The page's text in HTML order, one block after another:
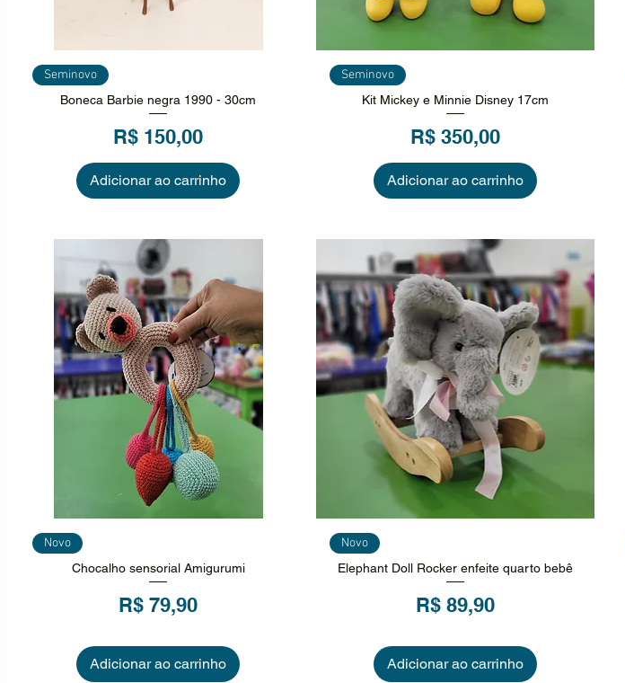
Visualização rápida
Seminovo
Boneca Barbie negra 1990 - 30cm
Preço
R$ 150,00
Adicionar ao carrinho
Visualização rápida
Seminovo
Kit Mickey e Minnie Disney 17cm
Preço
R$ 350,00
Adicionar ao carrinho
Novo
Chocalho sensorial Amigurumi
Preço
R$ 79,90
Adicionar ao carrinho
Novo
Elephant Doll Rocker enfeite quarto bebê
Preço
R$ 89,90
Adicionar ao carrinho